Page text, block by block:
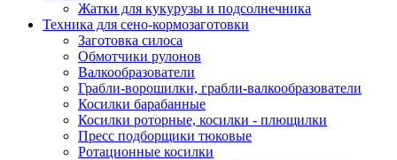
Жатки для кукурузы и подсолнечника
Техника для сено-кормозаготовки
Заготовка силоса
Обмотчики рулонов
Валкообразователи
Грабли-ворошилки, грабли-валкообразователи
Косилки барабанные
Косилки роторные, косилки - плющилки
Пресс подборщики тюковые
Ротационные косилки